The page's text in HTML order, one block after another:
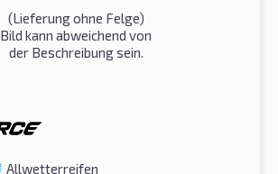
(Lieferung ohne Felge)
Bild kann abweichend von
der Beschreibung sein.
Allwetterreifen